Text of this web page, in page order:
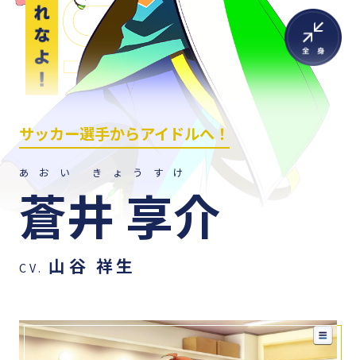
サッカー選手からアイドルへ！
あおい きょうすけ
蒼井 享介
CV. 山谷 祥生